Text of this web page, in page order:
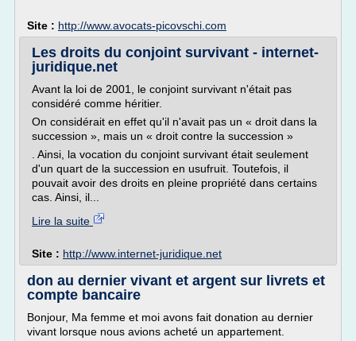
Site : http://www.avocats-picovschi.com
Les droits du conjoint survivant - internet-
juridique.net
Avant la loi de 2001, le conjoint survivant n'était pas
considéré comme héritier.
On considérait en effet qu'il n'avait pas un « droit dans la
succession », mais un « droit contre la succession »
. Ainsi, la vocation du conjoint survivant était seulement
d'un quart de la succession en usufruit. Toutefois, il
pouvait avoir des droits en pleine propriété dans certains
cas. Ainsi, il...
Lire la suite
Site : http://www.internet-juridique.net
don au dernier vivant et argent sur livrets et
compte bancaire
Bonjour, Ma femme et moi avons fait donation au dernier
vivant lorsque nous avions acheté un appartement.